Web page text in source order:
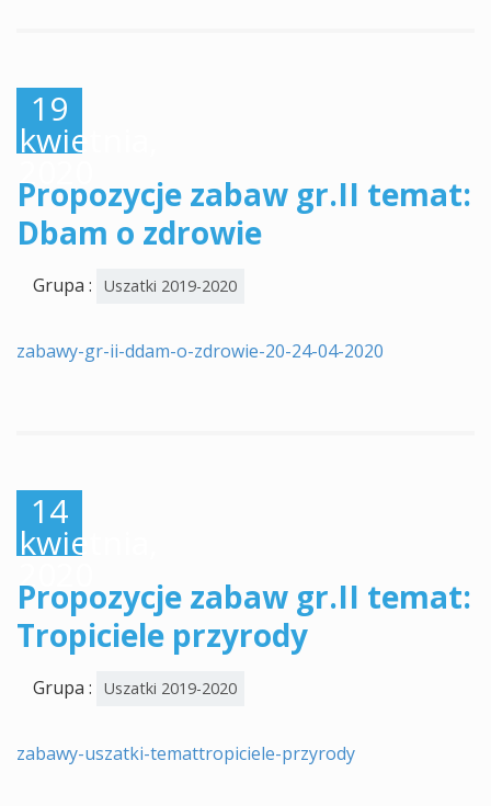
19
kwietnia,
2020
Propozycje zabaw gr.II temat:
Dbam o zdrowie
Grupa : Uszatki 2019-2020
zabawy-gr-ii-ddam-o-zdrowie-20-24-04-2020
14
kwietnia,
2020
Propozycje zabaw gr.II temat:
Tropiciele przyrody
Grupa : Uszatki 2019-2020
zabawy-uszatki-temattropiciele-przyrody